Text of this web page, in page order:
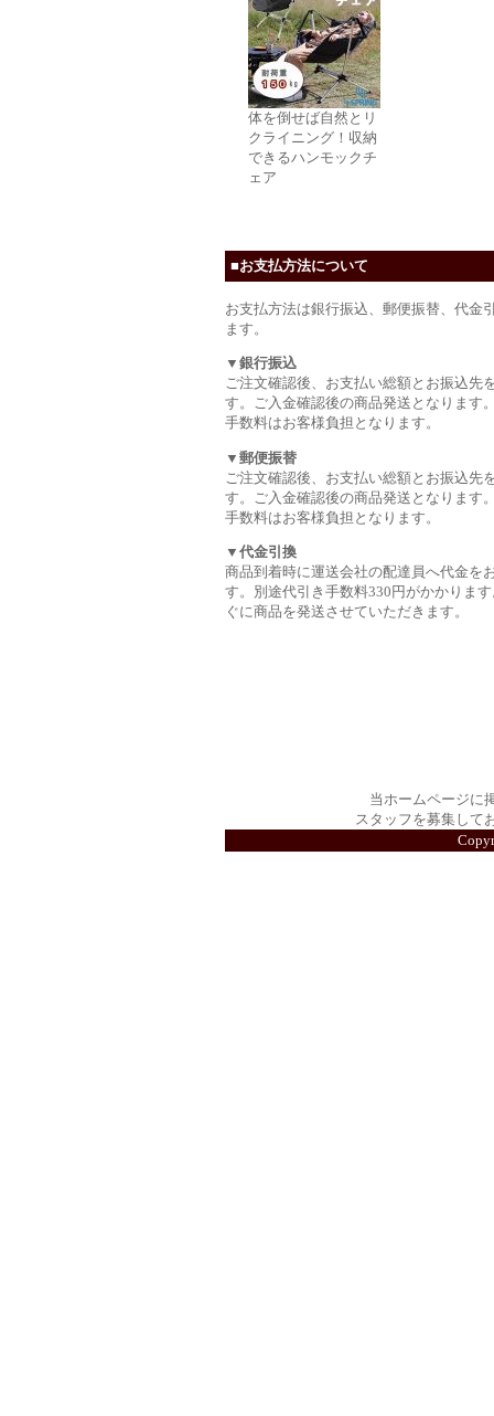
体を倒せば自然とリ
クライニング！収納
できるハンモックチ
ェア
■お支払方法について
お支払方法は銀行振込、郵便振替、代金
ます。
▼銀行振込
ご注文確認後、お支払い総額とお振込先
す。ご入金確認後の商品発送となります
手数料はお客様負担となります。
▼郵便振替
ご注文確認後、お支払い総額とお振込先
す。ご入金確認後の商品発送となります
手数料はお客様負担となります。
▼代金引換
商品到着時に運送会社の配達員へ代金を
す。別途代引き手数料330円がかかりま
ぐに商品を発送させていただきます。
当ホームページに
スタッフを募集して